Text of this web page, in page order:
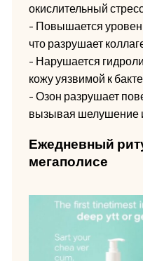
окислительный
- Повышается
что разрушает
- Нарушается
кожу уязвимой к
- Озон разрушает
вызывая шелушение
Ежедневный
мегаполисе